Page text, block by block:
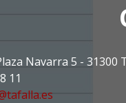
Navarra 5 - 31300
11